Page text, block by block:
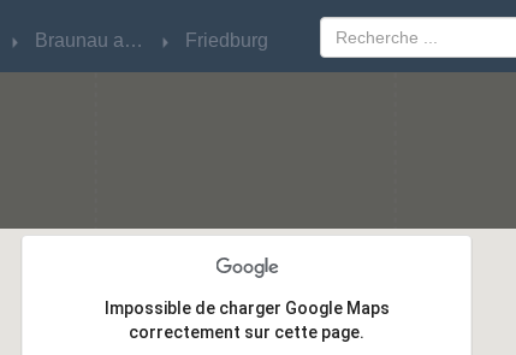
Braunau am Inn Friedburg
Impossible de charger Google Maps
correctement sur cette page.
Impossible de charger Google Maps
correctement sur cette page.
Braunau am Inn Friedburg